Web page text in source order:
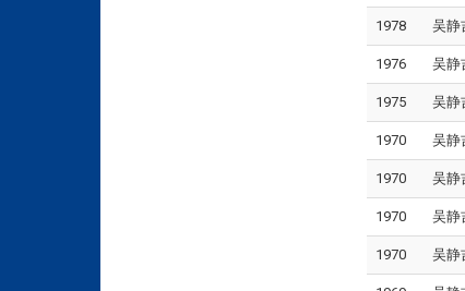
1978 吴静
1976 吴静
1975 吴静
1970 吴静
1970 吴静
1970 吴静
1970 吴静